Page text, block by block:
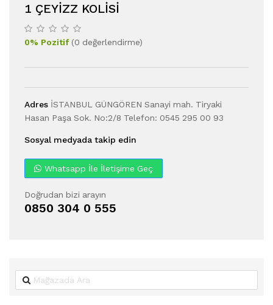
1 ÇEYİZZ KOLİSİ
0% Pozitif(0 değerlendirme)
Adres İSTANBUL GÜNGÖREN Sanayi mah. Tiryaki
Hasan Paşa Sok. No:2/8 Telefon: 0545 295 00 93
Sosyal medyada takip edin
Whatsapp İle İletişime Geç
Doğrudan bizi arayın
0850 304 0 555